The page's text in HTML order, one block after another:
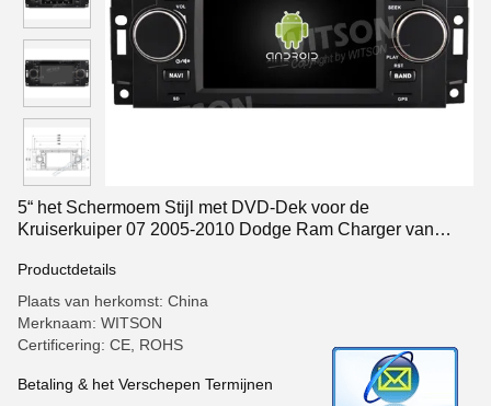
5“ het Schermoem Stijl met DVD-Dek voor de
Kruiserkuiper 07 2005-2010 Dodge Ram Charger van
Productdetails
Plaats van herkomst: China
Merknaam: WITSON
Certificering: CE, ROHS
Betaling & het Verschepen Termijnen